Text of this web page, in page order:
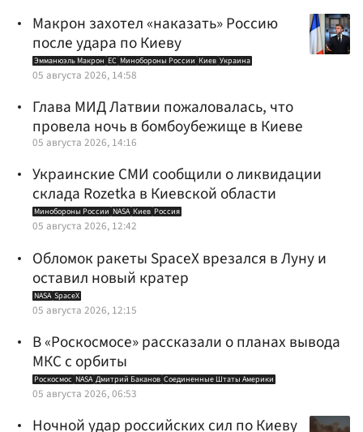
Макрон захотел «наказать» Россию
после удара по Киеву
Эмманюэль Макрон ЕС Минобороны России Киев Украина
05 августа 2026, 14:58
Глава МИД Латвии пожаловалась, что
провела ночь в бомбоубежище в Киеве
05 августа 2026, 14:16
Украинские СМИ сообщили о ликвидации
склада Rozetka в Киевской области
Минобороны России NASA Киев Россия
05 августа 2026, 12:42
Обломок ракеты SpaceX врезался в Луну и
оставил новый кратер
NASA SpaceX
05 августа 2026, 12:15
В «Роскосмосе» рассказали о планах вывода
МКС с орбиты
Роскосмос NASA Дмитрий Баканов Соединенные Штаты Америки
05 августа 2026, 06:53
Ночной удар российских сил по Киеву